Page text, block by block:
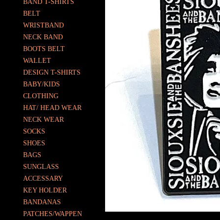
BAND T-SHIRTS
BELT
WRISTBAND
NECK BAND
BOOTS BELT
WALLET
DESIGN T-SHIRTS
BABY/KIDS
CLOTHING
HAT/ HEAD WEAR
NECK WEAR
SOCKS
SHOES
BAGS
SUNGLASS
ACCESSARY
KEY HOLDER
BANDANAS
PATCHES/WAPPEN